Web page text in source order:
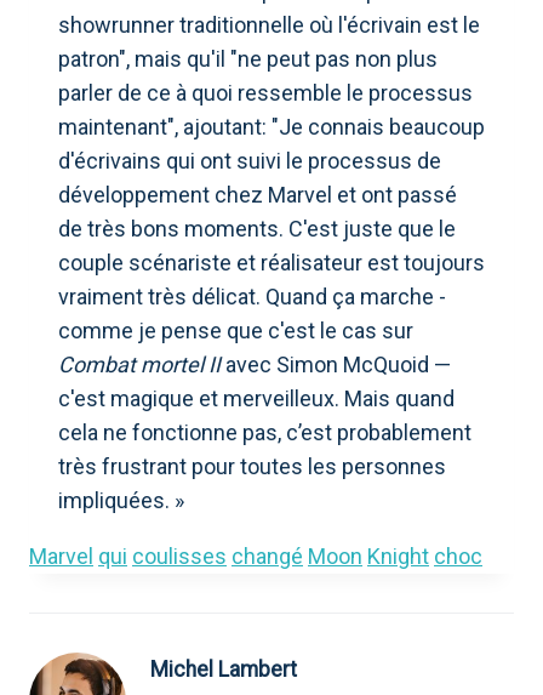
showrunner traditionnelle où l'écrivain est le
patron", mais qu'il "ne peut pas non plus
parler de ce à quoi ressemble le processus
maintenant", ajoutant: "Je connais beaucoup
d'écrivains qui ont suivi le processus de
développement chez Marvel et ont passé
de très bons moments. C'est juste que le
couple scénariste et réalisateur est toujours
vraiment très délicat. Quand ça marche -
comme je pense que c'est le cas sur
Combat mortel IIavec Simon McQuoid —
c'est magique et merveilleux. Mais quand
cela ne fonctionne pas, c’est probablement
très frustrant pour toutes les personnes
impliquées. »
Marvel qui coulisses changé Moon Knight choc
Michel Lambert